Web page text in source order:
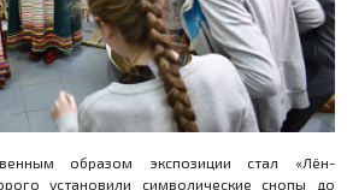
образом экспозиции стал «Лён-
установили символические снопы до